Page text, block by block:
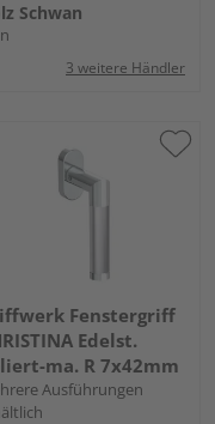
Schwan
3 weitere Händler
Fenstergriff
Edelst.
ma. R 7x42mm
Ausführungen